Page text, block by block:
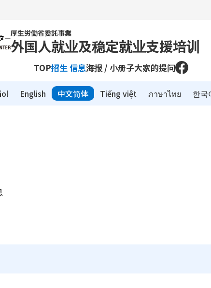
厚生労働省委託事業
外国人就业及稳定就业支援培训
TOP招生 信息海报 / 小册子大家的提问
English 中文简体 Tiếng việt ภาษาไทย 한국